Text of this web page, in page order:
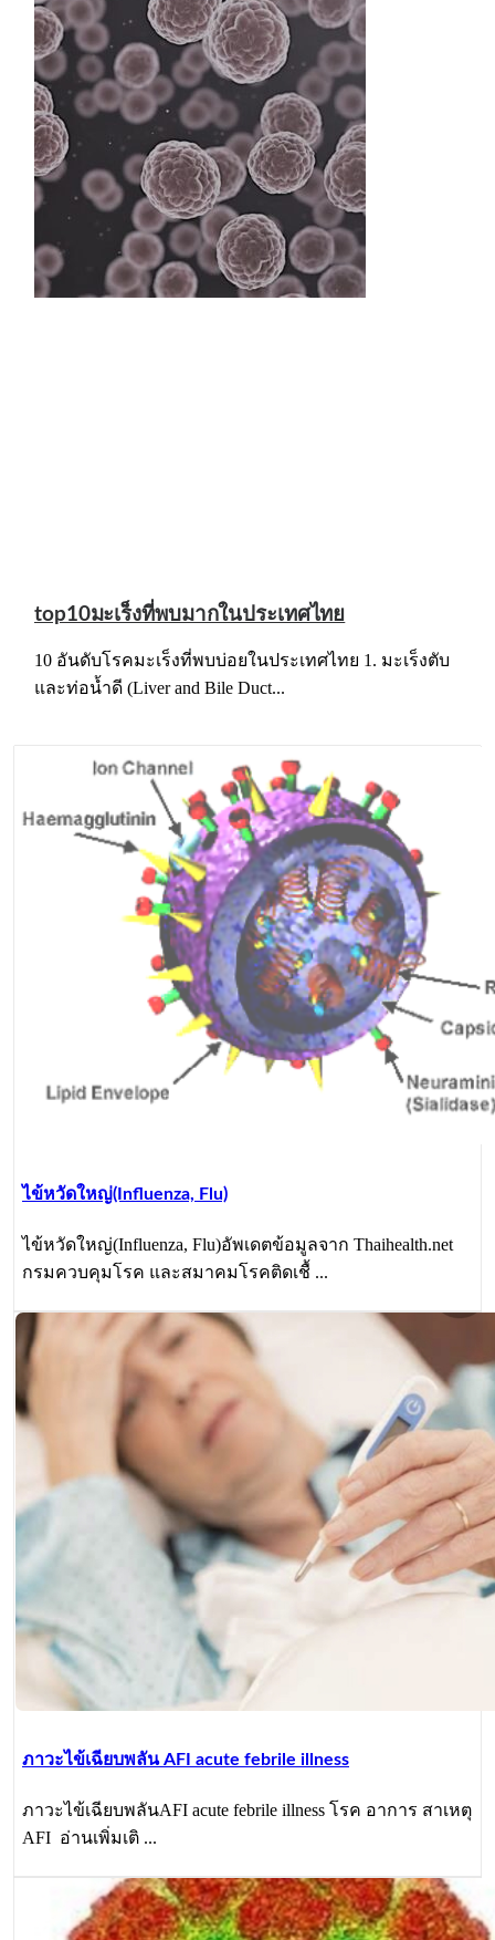
top10มะเร็งที่พบมากในประเทศไทย
10 อันดับโรคมะเร็งที่พบบ่อยในประเทศไทย 1. มะเร็งตับ
และท่อน้ำดี (Liver and Bile Duct...
ไข้หวัดใหญ่(Influenza, Flu)
ไข้หวัดใหญ่(Influenza, Flu)อัพเดตข้อมูลจาก Thaihealth.net
กรมควบคุมโรค และสมาคมโรคติดเชื้ ...
ภาวะไข้เฉียบพลัน AFI acute febrile illness
ภาวะไข้เฉียบพลันAFI acute febrile illness โรค อาการ สาเหตุ
AFI อ่านเพิ่มเติ ...